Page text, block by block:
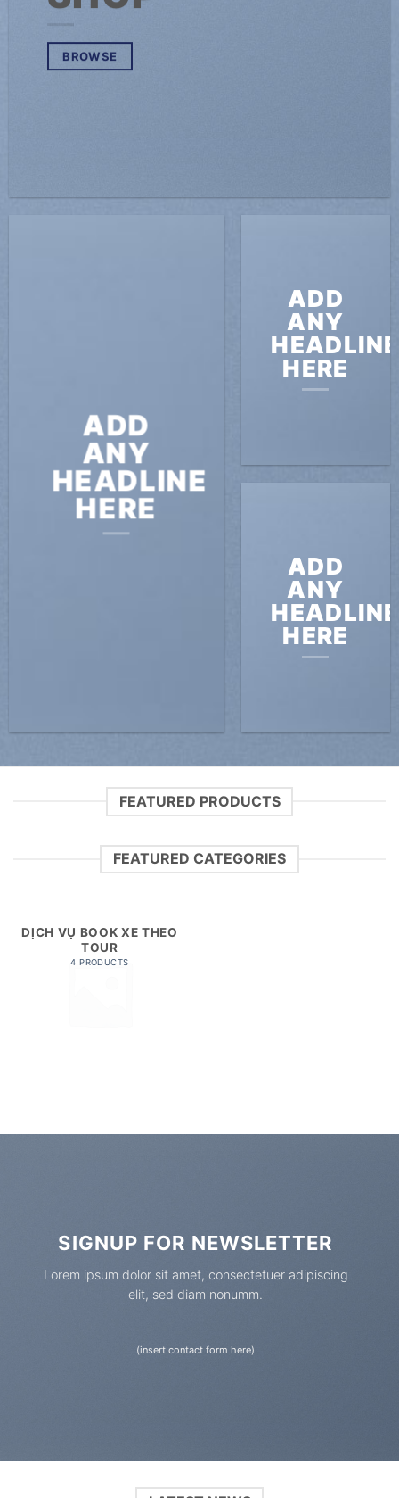
BROWSE
ADD
ANY
HEADLINE
HERE
ADD
ANY
HEADLINE
HERE
ADD
ANY
HEADLINE
HERE
FEATURED PRODUCTS
FEATURED CATEGORIES
DỊCH VỤ BOOK XE THEO
TOUR
4 PRODUCTS
SIGNUP FOR NEWSLETTER
Lorem ipsum dolor sit amet, consectetuer adipiscing
elit, sed diam nonumm.
(insert contact form here)